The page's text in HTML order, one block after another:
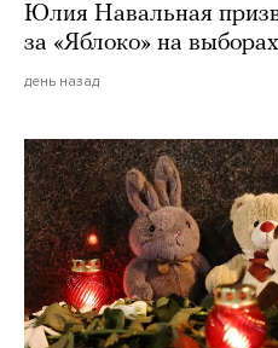
Юлия Навальная
за «Яблоко» на
день назад